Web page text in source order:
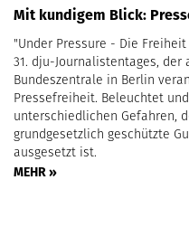
Mit kundigem Blick:
"Under Pressure - Die
31. dju-Journalistentages, der
Bundeszentrale in Berlin
Pressefreiheit. Beleuchtet
unterschiedlichen Gefahren,
grundgesetzlich geschützte
ausgesetzt ist.
MEHR »